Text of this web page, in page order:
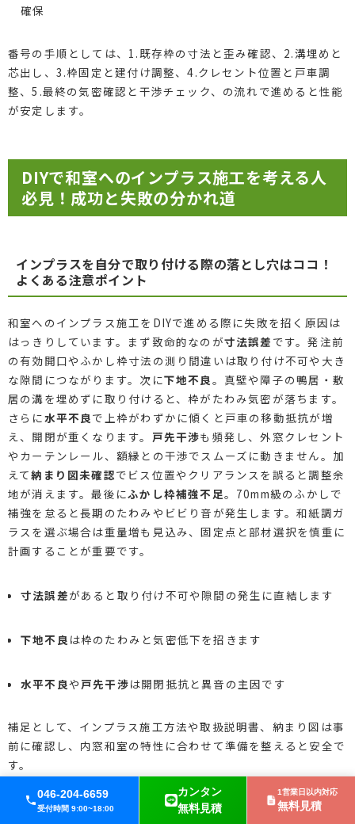
046-204-6659
受付時間 9:00~18:00
カンタン
無料見積
1営業日以内対応
無料見積
確保
番号の手順としては、1.既存枠の寸法と歪み確認、2.溝埋めと
芯出し、3.枠固定と建付け調整、4.クレセント位置と戸車調
整、5.最終の気密確認と干渉チェック、の流れで進めると性能
が安定します。
DIYで和室へのインプラス施工を考える人
必見！成功と失敗の分かれ道
インプラスを自分で取り付ける際の落とし穴はココ！
よくある注意ポイント
和室へのインプラス施工をDIYで進める際に失敗を招く原因は
はっきりしています。まず致命的なのが寸法誤差 です。発注前
の有効開口やふかし枠寸法の測り間違いは取り付け不可や大き
な隙間につながります。次に下地不良。真壁や障子の鴨居・敷
居の溝を埋めずに取り付けると、枠がたわみ気密が落ちます。
さらに水平不良で上枠がわずかに傾くと戸車の移動抵抗が増
え、開閉が重くなります。 戸先干渉も頻発し、外窓クレセント
やカーテンレール、額縁との干渉でスムーズに動きません。加
えて納まり図未確認でビス位置やクリアランスを誤ると調整余
地が消えます。最後にふかし枠補強不足。70mm級のふかしで
補強を怠ると長期のたわみやビビり音が発生します。和紙調ガ
ラスを選ぶ場合は重量増も見込み、固定点と部材選択を慎重に
計画することが重要です。
寸法誤差があると取り付け不可や隙間の発生に直結します
下地不良 は枠のたわみと気密低下を招きます
水平不良や 戸先干渉は開閉抵抗と異音の主因です
補足として、インプラス施工方法や取扱説明書、納まり図は事
前に確認し、内窓和室の特性に合わせて準備を整えると安全で
す。